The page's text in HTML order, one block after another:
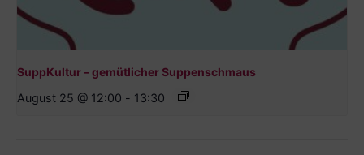
SuppKultur – gemütlicher Suppenschmaus
August 25 @ 12:00 - 13:30